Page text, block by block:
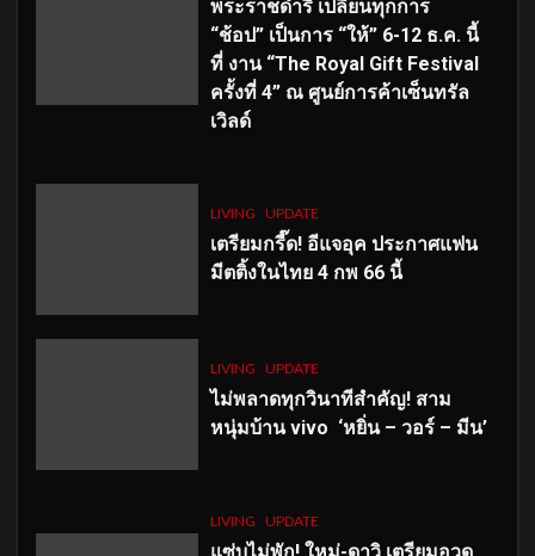
พระราชดำริ เปลี่ยนทุกการ
“ช้อป” เป็นการ “ให้” 6-12 ธ.ค. นี้
ที่ งาน “The Royal Gift Festival
ครั้งที่ 4” ณ ศูนย์การค้าเซ็นทรัล
เวิลด์
LIVING UPDATE
เตรียมกรี๊ด! อีแจอุค ประกาศแฟน
มีตติ้งในไทย 4 กพ 66 นี้
LIVING UPDATE
ไม่พลาดทุกวินาทีสำคัญ! สาม
หนุ่มบ้าน vivo ‘หยิ่น – วอร์ – มีน’
LIVING UPDATE